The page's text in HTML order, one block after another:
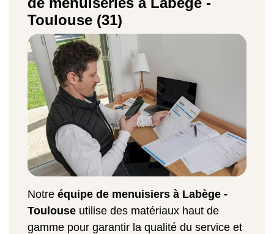
Toulouse (31)
Notre équipe de menuisiers à Labège -
Toulouse utilise des matériaux haut de
gamme pour garantir la qualité du service et